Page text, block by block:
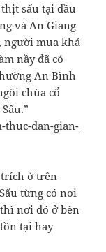
sấu tại đầu
và An Giang
người mua khá
nầy đã có
An Bình
chùa cổ
thuc-dan-gian-
trích ở trên
từng có nơi
nơi đó ở bên
tại hay